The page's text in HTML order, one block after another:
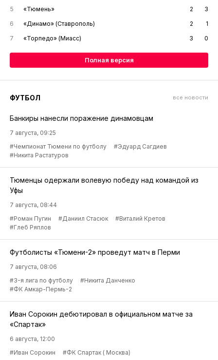
5
«Тюмень» 2
3
6
«Динамо» (Ставрополь) 2
1
7
«Торпедо» (Миасс) 3 0
Полная версия
ФУТБОЛ все новости
Банкиры нанесли поражение динамовцам
7 августа, 09:25
#Чемпионат Тюмени по футболу
#Эдуард Сагдиев
#Никита Растатуров
Тюменцы одержали волевую победу над командой из
Уфы
7 августа, 08:44
#Роман Пугин
#Даниил Стасюк
#Виталий Кретов
#Глеб Ряплов
Футболисты «Тюмени-2» проведут матч в Перми
7 августа, 08:06
#3-я лига по футболу
#Никита Данченко
#ФК Амкар-Пермь-2
Иван Сорокин дебютировал в официальном матче за
«Спартак»
6 августа, 12:00
#Иван Сорокин
#ФК Спартак ( Москва)